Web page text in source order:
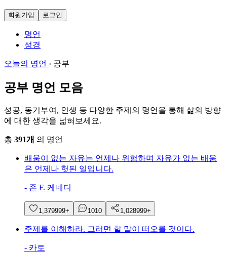
회원가입 로그인
명언
성경
오늘의 명언 › 공부
공부 명언 모음
성공, 동기부여, 인생 등 다양한 주제의 명언을 통해 삶의 방향
에 대한 생각을 넓혀보세요.
총 391개 의 명언
배움이 없는 자유는 언제나 위험하며 자유가 없는 배움
은 언제나 헛된 일입니다.
- 존 F. 케네디
1,379999+ 1010 1,028999+
주제를 이해하라. 그러면 할 말이 떠오를 것이다.
- 카토